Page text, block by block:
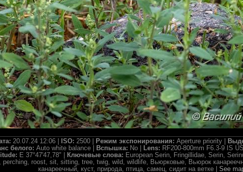
20.07.24 12:06 | ISO: 2500 | Режим экспонирования: Aperture priority |
белого: Auto white balance | Вспышка: No | Lens: RF200-800mm F6.3-9 IS
E 37°47'47,78" | Ключевые слова: European Serin, Fringillidae, Serin,
perching, roost, sit, sitting, tree, twig, wild, wildlife, Вьюрковые, Вьюрок
канареечный, куст, природа, птица, самец, сидит на ветке | See